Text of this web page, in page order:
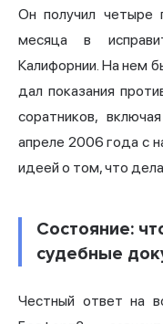
Он получил четыре
месяца в
Калифорнии. На нем
дал показания
соратников,
апреле 2006 года с
идеей о том, что
Состояние:
судебные
Честный ответ на